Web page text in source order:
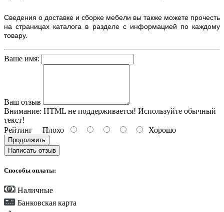
Сведения о доставке и сборке мебели вы также можете прочесть
на страницах каталога в разделе с информацией по каждому
товару.
Ваше имя:
Ваш отзыв
Внимание: HTML не поддерживается! Используйте обычный
текст!
Рейтинг Плохо Хорошо
Продолжить
Написать отзыв
Способы оплаты:
Наличные
Банковская карта